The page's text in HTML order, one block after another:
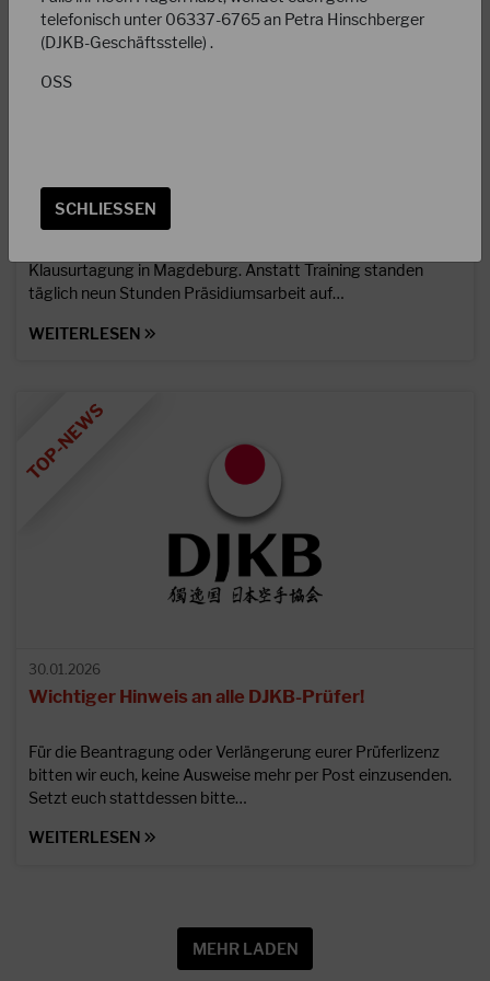
Mit viel Elan ins neue Jahr - Klausurtagung in
Magdeburg
Klausurtagung in Magdeburg. Anstatt Training standen
täglich neun Stunden Präsidiumsarbeit auf…
WEITERLESEN
30.01.2026
Wichtiger Hinweis an alle DJKB-Prüfer!
Für die Beantragung oder Verlängerung eurer Prüferlizenz
bitten wir euch, keine Ausweise mehr per Post einzusenden.
Setzt euch stattdessen bitte…
WEITERLESEN
MEHR LADEN
telefonisch unter 06337-6765 an Petra Hinschberger
(DJKB-Geschäftsstelle) .
OSS
SCHLIESSEN